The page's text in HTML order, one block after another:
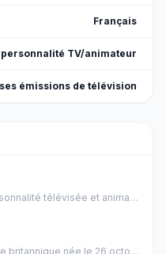
Français
personnalité TV/animateur
ses émissions de télévision
Oprah Winfrey est une personnalité télévisée et animatrice américaine née le 29 janvier 1954 à Kosciusko, Mississippi.
Emilia Clarke est une actrice britannique née le 26 octobre 1986 à Londres.